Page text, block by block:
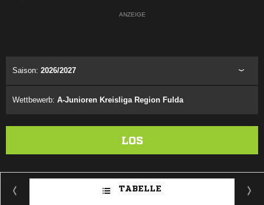
ANZEIGE
Saison: 2026/2027
Wettbewerb: A-Junioren Kreisliga Region Fulda
LOS
TABELLE